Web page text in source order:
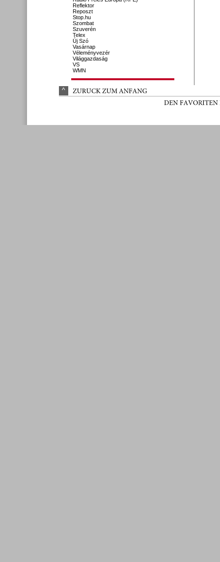
Reflektor
Reposzt
Stop.hu
Szombat
Szuverén
Telex
Új Szó
Vasárnap
Véleményvezér
Világgazdaság
VS
WMN
^ ZURÜCK ZUM ANFANG
DEN FAVORITEN